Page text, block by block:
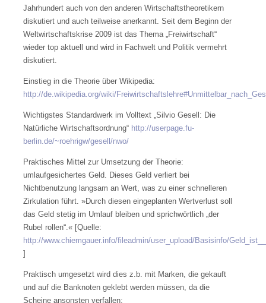
Jahrhundert auch von den anderen Wirtschaftstheoretikern
diskutiert und auch teilweise anerkannt. Seit dem Beginn der
Weltwirtschaftskrise 2009 ist das Thema „Freiwirtschaft“
wieder top aktuell und wird in Fachwelt und Politik vermehrt
diskutiert.
Einstieg in die Theorie über Wikipedia:
http://de.wikipedia.org/wiki/
Wichtigstes Standardwerk im Volltext „Silvio Gesell: Die
Natürliche Wirtschaftsordnung“ http://userpage.fu-
berlin.de/~roehrigw/gesell/nwo/
Praktisches Mittel zur Umsetzung der Theorie:
umlaufgesichertes Geld. Dieses Geld verliert bei
Nichtbenutzung langsam an Wert, was zu einer schnelleren
Zirkulation führt. »Durch diesen eingeplanten Wertverlust soll
das Geld stetig im Umlauf bleiben und sprichwörtlich „der
Rubel rollen“.« [Quelle:
http://www.chiemgauer.info/fileadmin/user_upload/Basisinfo/
]
Praktisch umgesetzt wird dies z.b. mit Marken, die gekauft
und auf die Banknoten geklebt werden müssen, da die
Scheine ansonsten verfallen: